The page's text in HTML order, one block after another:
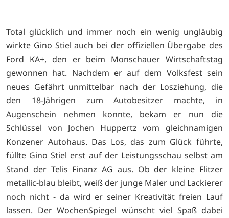
Total glücklich und immer noch ein wenig ungläubig
wirkte Gino Stiel auch bei der offiziellen Übergabe des
Ford KA+, den er beim Monschauer Wirtschaftstag
gewonnen hat. Nachdem er auf dem Volksfest sein
neues Gefährt unmittelbar nach der Losziehung, die
den 18-Jährigen zum Autobesitzer machte, in
Augenschein nehmen konnte, bekam er nun die
Schlüssel von Jochen Huppertz vom gleichnamigen
Konzener Autohaus. Das Los, das zum Glück führte,
füllte Gino Stiel erst auf der Leistungsschau selbst am
Stand der Telis Finanz AG aus. Ob der kleine Flitzer
metallic-blau bleibt, weiß der junge Maler und Lackierer
noch nicht - da wird er seiner Kreativität freien Lauf
lassen. Der WochenSpiegel wünscht viel Spaß dabei